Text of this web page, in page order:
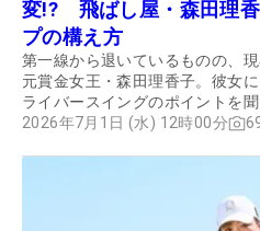
変!? 飛ばし屋・森田理
プの構え方
第一線から退いているものの、
元賞金女王・森田理香子。彼女
ライバースイングのポイントを
伝えしたい。
2026年7月1日 (水) 12時00分